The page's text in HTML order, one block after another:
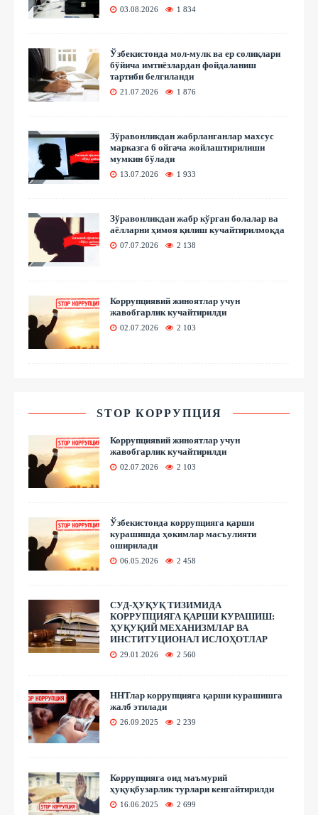
03.08.2026 1 834
Ўзбекистонда мол-мулк ва ер солиқлари
бўйича имтиёзлардан фойдаланиш
тартиби белгиланди
21.07.2026 1 876
Зўравонликдан жабрланганлар махсус
марказга 6 ойгача жойлаштирилиши
мумкин бўлади
13.07.2026 1 933
Зўравонликдан жабр кўрган болалар ва
аёлларни ҳимоя қилиш кучайтирилмоқда
07.07.2026 2 138
Коррупциявий жиноятлар учун
жавобгарлик кучайтирилди
02.07.2026 2 103
STOP КОРРУПЦИЯ
Коррупциявий жиноятлар учун
жавобгарлик кучайтирилди
02.07.2026 2 103
Ўзбекистонда коррупцияга қарши
курашишда ҳокимлар масъулияти
оширилади
06.05.2026 2 458
СУД-ҲУҚУҚ ТИЗИМИДА
КОРРУПЦИЯГА ҚАРШИ КУРАШИШ:
ҲУҚУҚИЙ МЕХАНИЗМЛАР ВА
ИНСТИТУЦИОНАЛ ИСЛОҲОТЛАР
29.01.2026 2 560
ННТлар коррупцияга қарши курашишга
жалб этилади
26.09.2025 2 239
Коррупцияга оид маъмурий
ҳуқуқбузарлик турлари кенгайтирилди
16.06.2025 2 699